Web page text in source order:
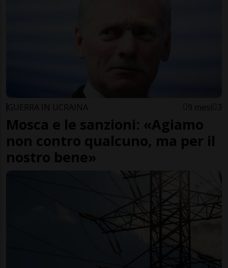
GUERRA IN UCRAINA 9 mesi 3
Mosca e le sanzioni: «Agiamo
non contro qualcuno, ma per il
nostro bene»